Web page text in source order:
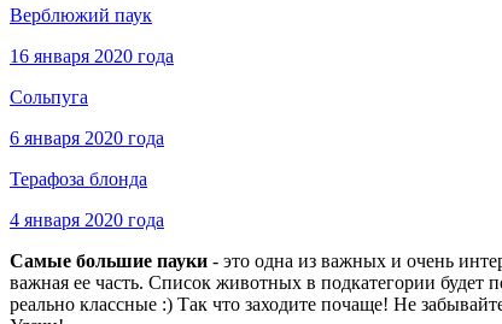
Верблюжий паук
16 января 2020 года
Сольпуга
6 января 2020 года
Терафоза блонда
4 января 2020 года
Самые большие пауки - это одна из важных и очень
важная ее часть. Список животных в подкатегории
реально классные :) Так что заходите почаще! Не